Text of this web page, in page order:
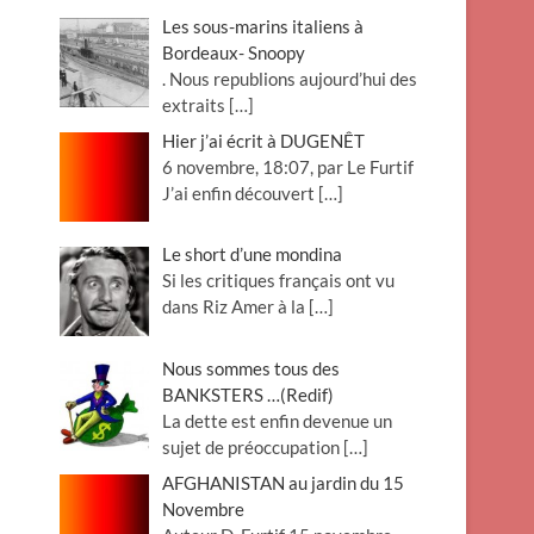
Les sous-marins italiens à
Bordeaux- Snoopy
. Nous republions aujourd’hui des
extraits […]
Hier j’ai écrit à DUGENÊT
6 novembre, 18:07, par Le Furtif
J’ai enfin découvert […]
Le short d’une mondina
Si les critiques français ont vu
dans Riz Amer à la […]
Nous sommes tous des
BANKSTERS …(Redif)
La dette est enfin devenue un
sujet de préoccupation […]
AFGHANISTAN au jardin du 15
Novembre